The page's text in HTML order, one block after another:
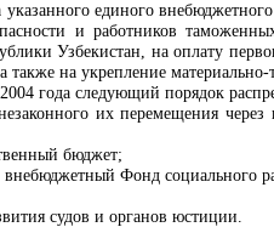
указанного единого
и работников
Узбекистан, на оплату
на укрепление
года следующий порядок
их перемещения
бюджет;
Фонд социального
судов и органов юстиции.